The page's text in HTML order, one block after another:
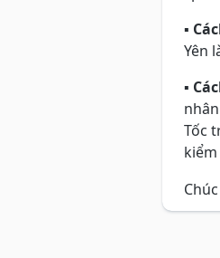
▪
Yên
▪
Tốc